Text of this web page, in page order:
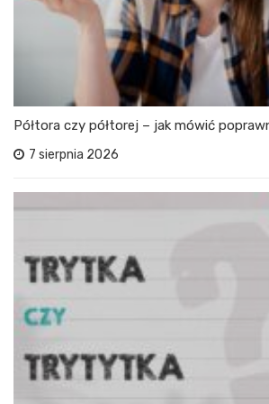
Półtora czy półtorej – jak mówić
7 sierpnia 2026